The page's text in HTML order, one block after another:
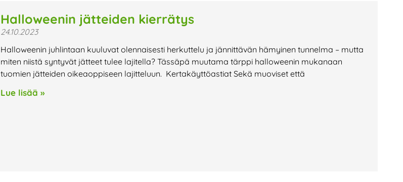
Halloweenin jätteiden kierrätys
24.10.2023
Halloweenin juhlintaan kuuluvat olennaisesti herkuttelu ja jännittävän hämyinen tunnelma – mutta
miten niistä syntyvät jätteet tulee lajitella? Tässäpä muutama tärppi halloweenin mukanaan
tuomien jätteiden oikeaoppiseen lajitteluun. Kertakäyttöastiat Sekä muoviset että
Lue lisää »